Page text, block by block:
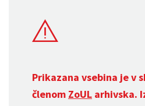
Prikazana vsebina je v
členom ZoUL arhivska.